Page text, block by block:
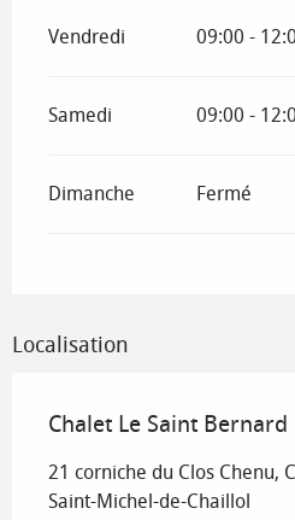
Vendredi 09:00 -
Samedi 09:00 -
Dimanche Fermé
Localisation
Chalet Le Saint Bernard
21 corniche du Clos Chenu,
Saint-Michel-de-Chaillol